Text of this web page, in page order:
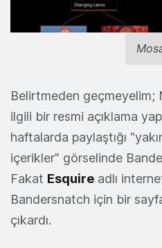
Belirtmeden
ilgili bir resmi açıklama
haftalarda paylaştığı
içerikler" görselinde
Fakat Esquire adlı
Bandersnatch için bir
çıkardı.